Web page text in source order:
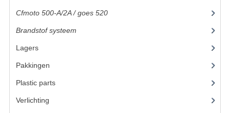
Cfmoto 500-A/2A / goes 520(347)
Brandstof systeem
Lagers(12)
Pakkingen
Plastic parts(22)
Verlichting